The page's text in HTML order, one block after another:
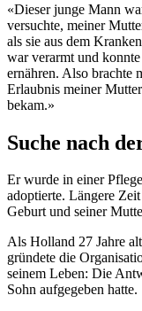
«Dieser junge Mann
versuchte, meiner
als sie aus dem
war verarmt und
ernähren. Also brachte
Erlaubnis meiner
bekam.»
Suche nach
Er wurde in einer
adoptierte. Längere
Geburt und seiner
Als Holland 27 Jahre
gründete die
seinem Leben: Die
Sohn aufgegeben hatte.